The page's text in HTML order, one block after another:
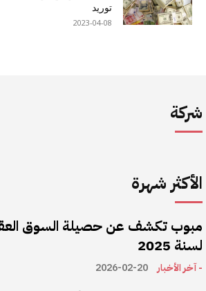
توريد
2023-04-08
شركة
الأكثر شهرة
مبوب تكشف عن حصيلة السوق
لسنة 2025
- آخر الأخبار 2026-02-20